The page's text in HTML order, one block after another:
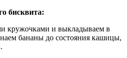
бисквита:
кружочками и выкладываем в
бананы до состояния кашицы,